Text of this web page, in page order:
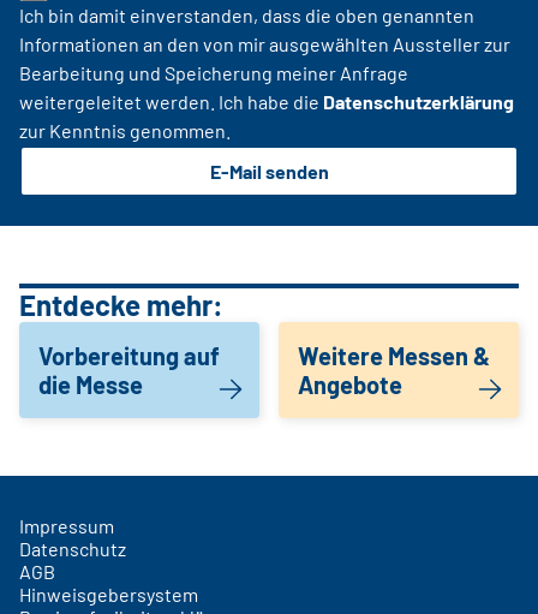
Ich bin damit einverstanden, dass die oben genannten
Informationen an den von mir ausgewählten Aussteller zur
Bearbeitung und Speicherung meiner Anfrage
weitergeleitet werden. Ich habe die Datenschutzerklärung
zur Kenntnis genommen.
E-Mail senden
Entdecke mehr:
Vorbereitung auf
die Messe
Weitere Messen &
Angebote
Impressum
Datenschutz
AGB
Hinweisgebersystem